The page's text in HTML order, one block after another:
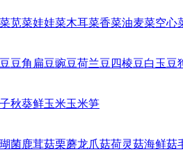
苋菜娃娃菜木耳菜香菜油麦菜空心
豆角 扁豆豌豆荷兰豆 四棱豆白玉豆
秋葵鲜玉米玉米笋
菌鹿茸菇栗蘑龙爪菇荷灵菇海鲜菇